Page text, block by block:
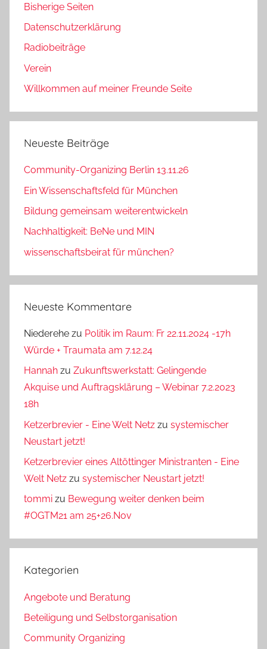
Bisherige Seiten
Datenschutzerklärung
Radiobeiträge
Verein
Willkommen auf meiner Freunde Seite
Neueste Beiträge
Community-Organizing Berlin 13.11.26
Ein Wissenschaftsfeld für München
Bildung gemeinsam weiterentwickeln
Nachhaltigkeit: BeNe und MIN
wissenschaftsbeirat für münchen?
Neueste Kommentare
Niederehe zu Politik im Raum: Fr 22.11.2024 -17h
Würde + Traumata am 7.12.24
Hannah zu Zukunftswerkstatt: Gelingende
Akquise und Auftragsklärung – Webinar 7.2.2023
18h
Ketzerbrevier - Eine Welt Netz zu systemischer
Neustart jetzt!
Ketzerbrevier eines Altöttinger Ministranten - Eine
Welt Netz zu systemischer Neustart jetzt!
tommi zu Bewegung weiter denken beim
#OGTM21 am 25+26.Nov
Kategorien
Angebote und Beratung
Beteiligung und Selbstorganisation
Community Organizing